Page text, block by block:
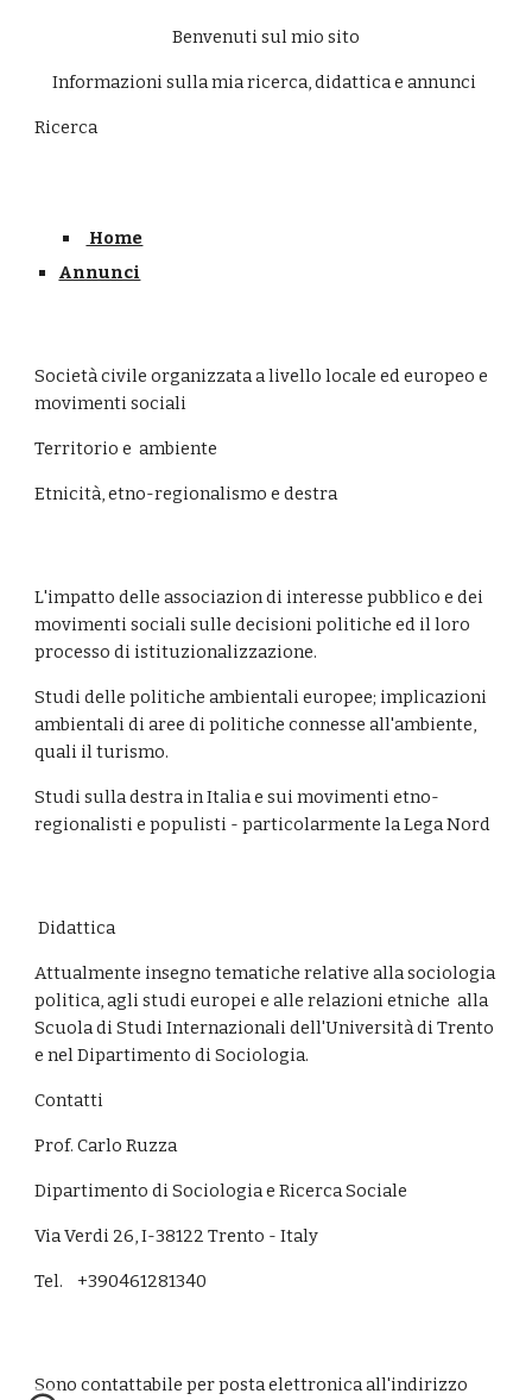
Benvenuti sul mio sito
     Informazioni sulla mia ricerca, didattica e annunci
Ricerca
Home
Annunci
Società civile organizzata a livello locale ed europeo e
movimenti sociali
Territorio e  ambiente
Etnicità, etno-regionalismo e destra
L'impatto delle associazion di interesse pubblico e dei
movimenti sociali sulle decisioni politiche ed il loro
processo di istituzionalizzazione.
Studi delle politiche ambientali europee; implicazioni
ambientali di aree di politiche connesse all'ambiente,
quali il turismo.
Studi sulla destra in Italia e sui movimenti etno-
regionalisti e populisti - particolarmente la Lega Nord
Didattica
Attualmente insegno tematiche relative alla sociologia
politica, agli studi europei e alle relazioni etniche  alla
Scuola di Studi Internazionali dell'Università di Trento
e nel Dipartimento di Sociologia.
Contatti
Prof. Carlo Ruzza
Dipartimento di Sociologia e Ricerca Sociale
Via Verdi 26, I-38122 Trento - Italy
Tel.    +390461281340
Sono contattabile per posta elettronica all'indirizzo